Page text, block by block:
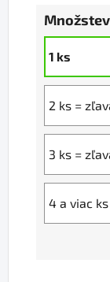
1 ks
2 ks =
3 ks =
4 a viac